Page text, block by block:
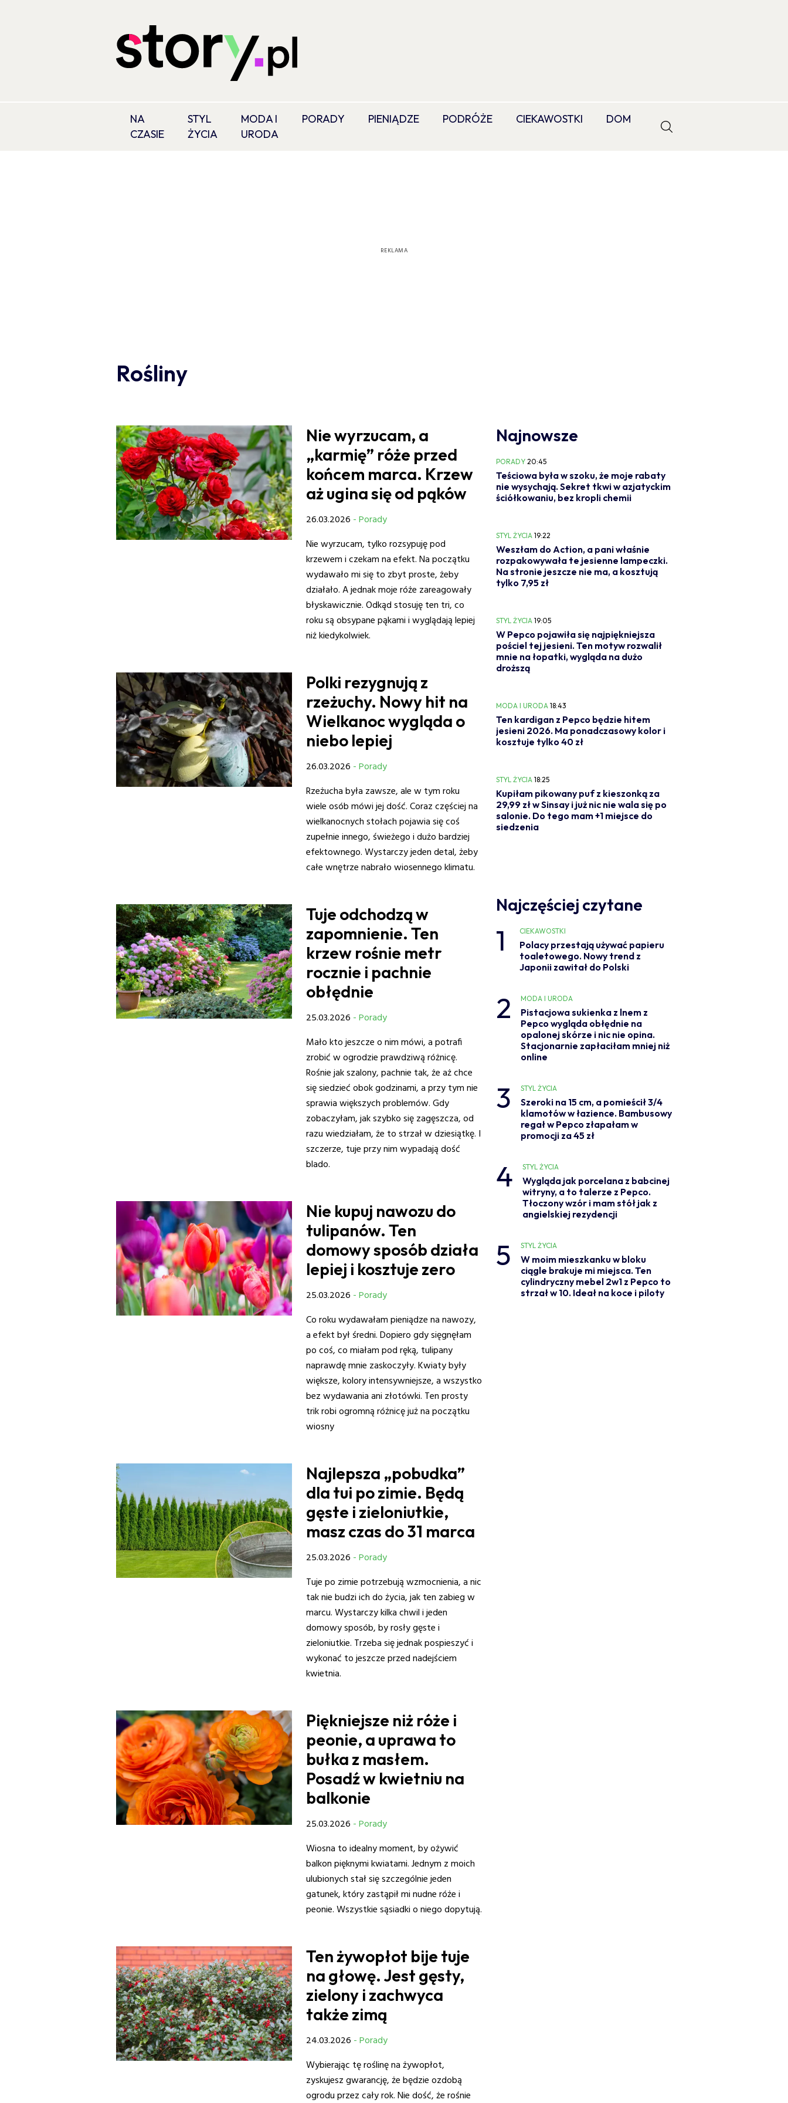
NA
CZASIE
STYL
ŻYCIA
MODA I
URODA
PORADY PIENIĄDZE PODRÓŻE CIEKAWOSTKI DOM
Rośliny
Nie wyrzucam, a
„karmię” róże przed
końcem marca. Krzew
aż ugina się od pąków
26.03.2026 - Porady
Nie wyrzucam, tylko rozsypuję pod
krzewem i czekam na efekt. Na początku
wydawało mi się to zbyt proste, żeby
działało. A jednak moje róże zareagowały
błyskawicznie. Odkąd stosuję ten tri, co
roku są obsypane pąkami i wyglądają lepiej
niż kiedykolwiek.
Polki rezygnują z
rzeżuchy. Nowy hit na
Wielkanoc wygląda o
niebo lepiej
26.03.2026 - Porady
Rzeżucha była zawsze, ale w tym roku
wiele osób mówi jej dość. Coraz częściej na
wielkanocnych stołach pojawia się coś
zupełnie innego, świeżego i dużo bardziej
efektownego. Wystarczy jeden detal, żeby
całe wnętrze nabrało wiosennego klimatu.
Tuje odchodzą w
zapomnienie. Ten
krzew rośnie metr
rocznie i pachnie
obłędnie
25.03.2026 - Porady
Mało kto jeszcze o nim mówi, a potrafi
zrobić w ogrodzie prawdziwą różnicę.
Rośnie jak szalony, pachnie tak, że aż chce
się siedzieć obok godzinami, a przy tym nie
sprawia większych problemów. Gdy
zobaczyłam, jak szybko się zagęszcza, od
razu wiedziałam, że to strzał w dziesiątkę. I
szczerze, tuje przy nim wypadają dość
blado.
Nie kupuj nawozu do
tulipanów. Ten
domowy sposób działa
lepiej i kosztuje zero
25.03.2026 - Porady
Co roku wydawałam pieniądze na nawozy,
a efekt był średni. Dopiero gdy sięgnęłam
po coś, co miałam pod ręką, tulipany
naprawdę mnie zaskoczyły. Kwiaty były
większe, kolory intensywniejsze, a wszystko
bez wydawania ani złotówki. Ten prosty
trik robi ogromną różnicę już na początku
wiosny
Najlepsza „pobudka”
dla tui po zimie. Będą
gęste i zieloniutkie,
masz czas do 31 marca
25.03.2026 - Porady
Tuje po zimie potrzebują wzmocnienia, a nic
tak nie budzi ich do życia, jak ten zabieg w
marcu. Wystarczy kilka chwil i jeden
domowy sposób, by rosły gęste i
zieloniutkie. Trzeba się jednak pospieszyć i
wykonać to jeszcze przed nadejściem
kwietnia.
Piękniejsze niż róże i
peonie, a uprawa to
bułka z masłem.
Posadź w kwietniu na
balkonie
25.03.2026 - Porady
Wiosna to idealny moment, by ożywić
balkon pięknymi kwiatami. Jednym z moich
ulubionych stał się szczególnie jeden
gatunek, który zastąpił mi nudne róże i
peonie. Wszystkie sąsiadki o niego dopytują.
Ten żywopłot bije tuje
na głowę. Jest gęsty,
zielony i zachwyca
także zimą
24.03.2026 - Porady
Wybierając tę roślinę na żywopłot,
zyskujesz gwarancję, że będzie ozdobą
ogrodu przez cały rok. Nie dość, że rośnie
Najnowsze
PORADY 20:45
Teściowa była w szoku, że moje rabaty
nie wysychają. Sekret tkwi w azjatyckim
ściółkowaniu, bez kropli chemii
STYL ŻYCIA 19:22
Weszłam do Action, a pani właśnie
rozpakowywała te jesienne lampeczki.
Na stronie jeszcze nie ma, a kosztują
tylko 7,95 zł
STYL ŻYCIA 19:05
W Pepco pojawiła się najpiękniejsza
pościel tej jesieni. Ten motyw rozwalił
mnie na łopatki, wygląda na dużo
droższą
MODA I URODA 18:43
Ten kardigan z Pepco będzie hitem
jesieni 2026. Ma ponadczasowy kolor i
kosztuje tylko 40 zł
STYL ŻYCIA 18:25
Kupiłam pikowany puf z kieszonką za
29,99 zł w Sinsay i już nic nie wala się po
salonie. Do tego mam +1 miejsce do
siedzenia
Najczęściej czytane
1 CIEKAWOSTKI
Polacy przestają używać papieru
toaletowego. Nowy trend z
Japonii zawitał do Polski
2 MODA I URODA
Pistacjowa sukienka z lnem z
Pepco wygląda obłędnie na
opalonej skórze i nic nie opina.
Stacjonarnie zapłaciłam mniej niż
online
3 STYL ŻYCIA
Szeroki na 15 cm, a pomieścił 3/4
klamotów w łazience. Bambusowy
regał w Pepco złapałam w
promocji za 45 zł
4 STYL ŻYCIA
Wygląda jak porcelana z babcinej
witryny, a to talerze z Pepco.
Tłoczony wzór i mam stół jak z
angielskiej rezydencji
5 STYL ŻYCIA
W moim mieszkanku w bloku
ciągle brakuje mi miejsca. Ten
cylindryczny mebel 2w1 z Pepco to
strzał w 10. Ideał na koce i piloty